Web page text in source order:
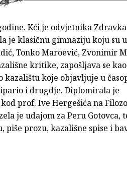
Kći je odvjetnika Zdravka
je klasičnu gimnaziju koju su
Tonko Maroević, Zvonimir
kritike, zapošljava se kao
koje objavljuje u
i drugdje. Diplomirala je
prof. Ive Hergešića na
je udajom za Peru Gotovca,
prozu, kazališne spise i